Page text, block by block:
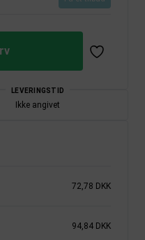
LEVERINGSTID
Ikke angivet
72,78 DKK
94,84 DKK